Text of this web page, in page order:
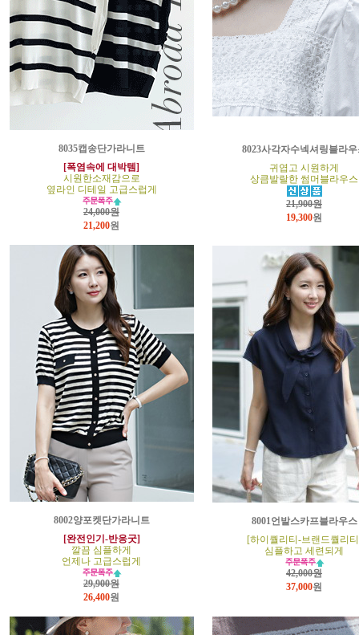
8035캡송단가라니트
[폭염속에 대박템]
시원한소재감으로
옆라인 디테일 고급스럽게
24,000원
21,200원
8023사각자수넥셔링블라우
귀엽고 시원하게
상큼발랄한 썸머블라우스
21,900원
19,300원
8002양포켓단가라니트
[완전인기-반응굿]
깔끔 심플하게
언제나 고급스럽게
29,900원
26,400원
8001언발스카프블라우스
[하이퀄리티-브랜드퀄리
심플하고 세련되게
42,000원
37,000원